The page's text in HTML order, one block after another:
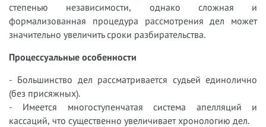
степенью независимости, однако сложная и
формализованная процедура рассмотрения дел может
значительно увеличить сроки разбирательства.
Процессуальные особенности
- Большинство дел рассматривается судьей единолично
(без присяжных).
- Имеется многоступенчатая система апелляций и
кассаций, что существенно увеличивает хронологию дел.